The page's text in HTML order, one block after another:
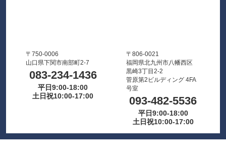
〒750-0006
山口県下関市南部町2-7
083-234-1436
平日9:00-18:00
土日祝10:00-17:00
〒806-0021
福岡県北九州市八幡西区
黒崎3丁目2-2
菅原第2ビルディング 4FA
号室
093-482-5536
平日9:00-18:00
土日祝10:00-17:00